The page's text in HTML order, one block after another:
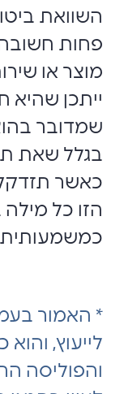
השוואת
פחות
מוצר או
ייתכן שהיא
שמדובר
בגלל שאת
כאשר
הזו כל
* האמור
לייעוץ,
והפוליסה